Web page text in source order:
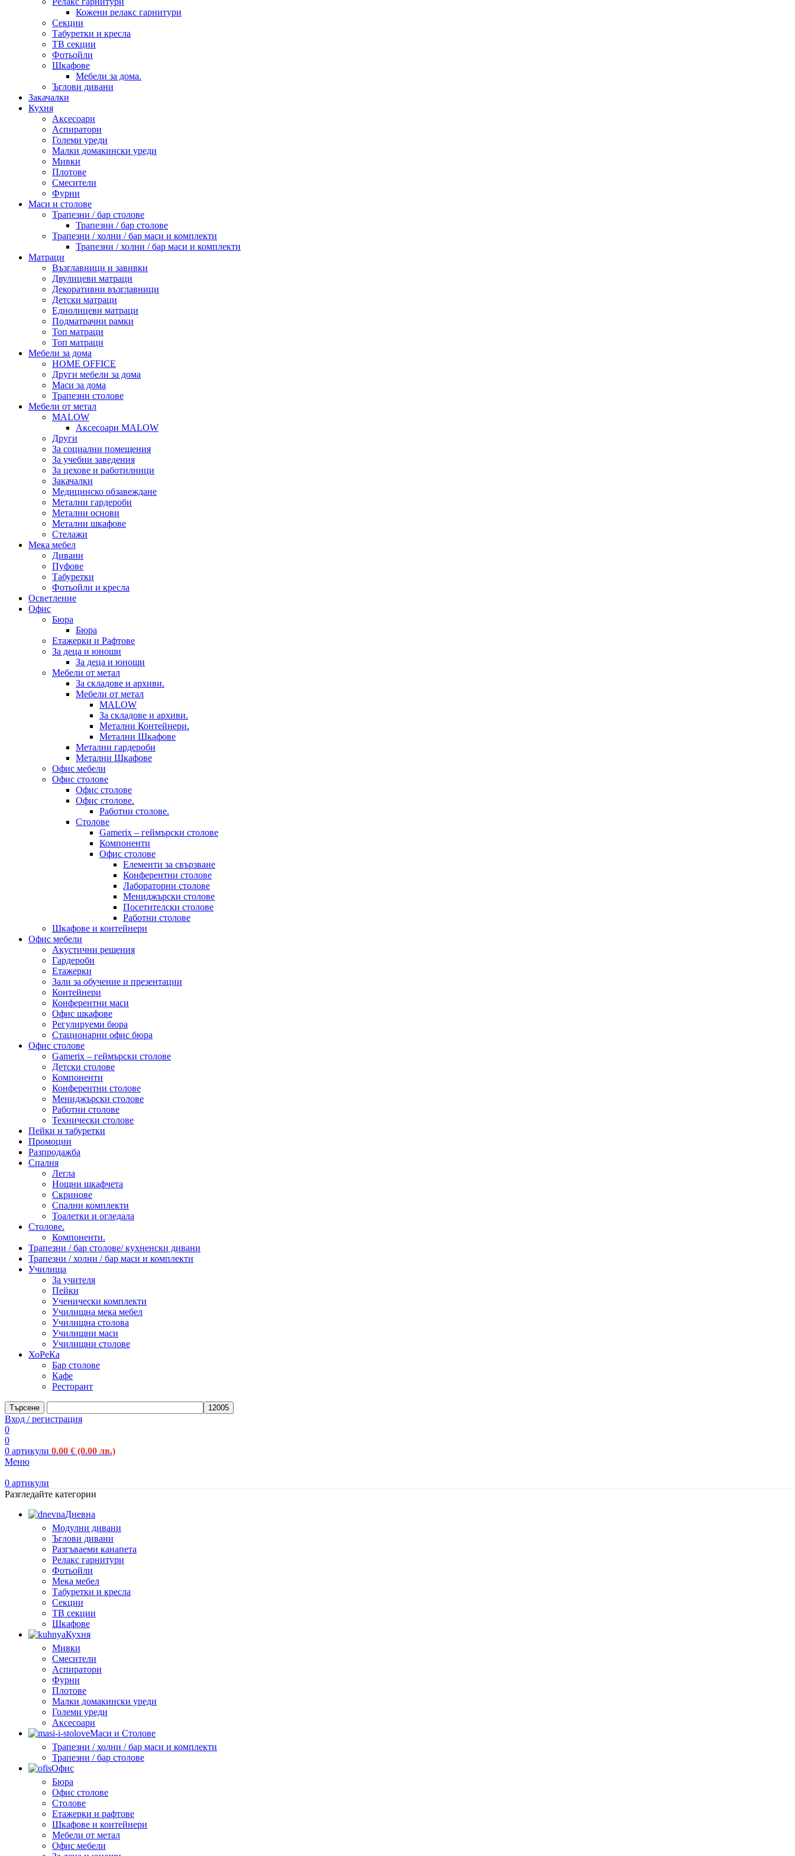
Кожени релакс гарнитури
Секции
Табуретки и кресла
ТВ секции
Фотьойли
Шкафове
Мебели за дома.
Ъглови дивани
Закачалки
Кухня
Аксесоари
Аспиратори
Големи уреди
Малки домакински уреди
Мивки
Плотове
Смесители
Фурни
Маси и столове
Трапезни / бар столове
Трапезни / бар столове
Трапезни / холни / бар маси и комплекти
Трапезни / холни / бар маси и комплекти
Матраци
Възглавници и завивки
Двулицеви матраци
Декоративни възглавници
Детски матраци
Еднолицеви матраци
Подматрачни рамки
Топ матраци
Топ матраци
Мебели за дома
HOME OFFICE
Други мебели за дома
Маси за дома
Трапезни столове
Мебели от метал
MALOW
Аксесоари MALOW
Други
За социални помещения
За учебни заведения
За цехове и работилници
Закачалки
Медицинско обзавеждане
Метални гардероби
Метални основи
Метални шкафове
Стелажи
Мека мебел
Дивани
Пуфове
Табуретки
Фотьойли и кресла
Осветление
Офис
Бюра
Бюра
Етажерки и Рафтове
За деца и юноши
За деца и юноши
Мебели от метал
За складове и архиви.
Мебели от метал
MALOW
За складове и архиви.
Метални Контейнери.
Метални Шкафове
Метални гардероби
Метални Шкафове
Офис мебели
Офис столове
Офис столове
Офис столове.
Работни столове.
Столове
Gamerix – геймърски столове
Компоненти
Офис столове
Елементи за свързване
Конферентни столове
Лабораторни столове
Мениджърски столове
Посетителски столове
Работни столове
Шкафове и контейнери
Офис мебели
Акустични решения
Гардероби
Етажерки
Зали за обучение и презентации
Контейнери
Конферентни маси
Офис шкафове
Регулируеми бюра
Стационарни офис бюра
Офис столове
Gamerix – геймърски столове
Детски столове
Компоненти
Конферентни столове
Мениджърски столове
Работни столове
Технически столове
Пейки и табуретки
Промоции
Разпродажба
Спалня
Легла
Нощни шкафчета
Скринове
Спални комплекти
Тоалетки и огледала
Столове.
Компоненти.
Трапезни / бар столове/ кухненски дивани
Трапезни / холни / бар маси и комплекти
Училища
За учителя
Пейки
Ученически комплекти
Училищна мека мебел
Училищна столова
Училищни маси
Училищни столове
ХоРеКа
Бар столове
Кафе
Ресторант
Търсене
Вход / регистрация
0
0
0 артикули 0.00 € (0.00 лв.)
Меню
0 артикули
Разгледайте категории
Дневна
Модулни дивани
Ъглови дивани
Разгъваеми канапета
Релакс гарнитури
Фотьойли
Мека мебел
Табуретки и кресла
Секции
ТВ секции
Шкафове
Кухня
Мивки
Смесители
Аспиратори
Фурни
Плотове
Малки домакински уреди
Големи уреди
Аксесоари
Маси и Столове
Трапезни / холни / бар маси и комплекти
Трапезни / бар столове
Офис
Бюра
Офис столове
Столове
Етажерки и рафтове
Шкафове и контейнери
Мебели от метал
Офис мебели